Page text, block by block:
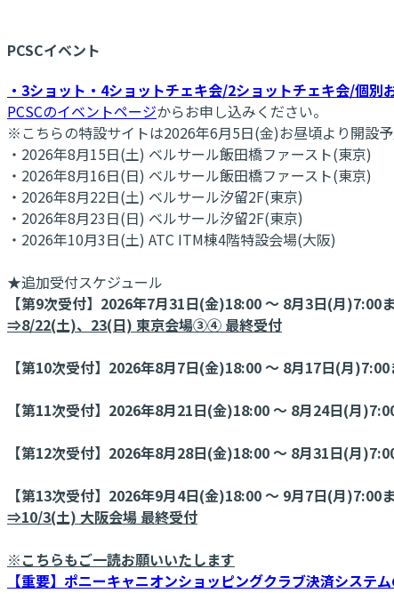
PCSCイベント
・3ショット・4ショットチェキ会/2ショットチェキ会/個
PCSCのイベントページからお申し込みください。
※こちらの特設サイトは2026年6月5日(金)お昼頃より開設予
・2026年8月15日(土) ベルサール飯田橋ファースト(東京)
・2026年8月16日(日) ベルサール飯田橋ファースト(東京)
・2026年8月22日(土) ベルサール汐留2F(東京)
・2026年8月23日(日) ベルサール汐留2F(東京)
・2026年10月3日(土) ATC ITM棟4階特設会場(大阪)
★追加受付スケジュール
【第9次受付】2026年7月31日(金)18:00 ～ 8月3日(月)7:00
⇒8/22(土)、23(日) 東京会場③④ 最終受付
【第10次受付】2026年8月7日(金)18:00 ～ 8月17日(月)7:00
【第11次受付】2026年8月21日(金)18:00 ～ 8月24日(月
【第12次受付】2026年8月28日(金)18:00 ～ 8月31日(月
【第13次受付】2026年9月4日(金)18:00 ～ 9月7日(月)7:00
⇒10/3(土) 大阪会場 最終受付
※こちらもご一読お願いいたします
【重要】ポニーキャニオンショッピングクラブ決済システ